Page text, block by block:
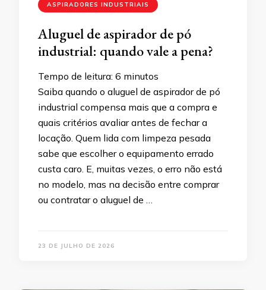
ASPIRADORES INDUSTRIAIS
Aluguel de aspirador de pó
industrial: quando vale a pena?
Tempo de leitura: 6 minutos
Saiba quando o aluguel de aspirador de pó
industrial compensa mais que a compra e
quais critérios avaliar antes de fechar a
locação. Quem lida com limpeza pesada
sabe que escolher o equipamento errado
custa caro. E, muitas vezes, o erro não está
no modelo, mas na decisão entre comprar
ou contratar o aluguel de …
23 DE JULHO DE 2026